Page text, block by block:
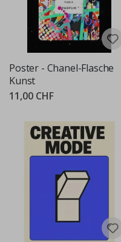
Poster - Chanel-Flasche
Kunst
11,00 CHF